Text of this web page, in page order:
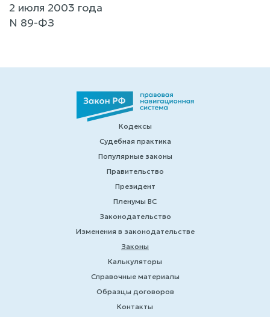
2 июля 2003 года
N 89-ФЗ
Кодексы
Судебная практика
Популярные законы
Правительство
Президент
Пленумы ВС
Законодательство
Изменения в законодательстве
Законы
Калькуляторы
Справочные материалы
Образцы договоров
Контакты